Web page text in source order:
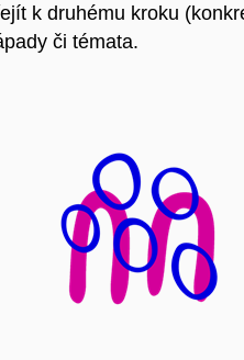
k druhému kroku
či témata.